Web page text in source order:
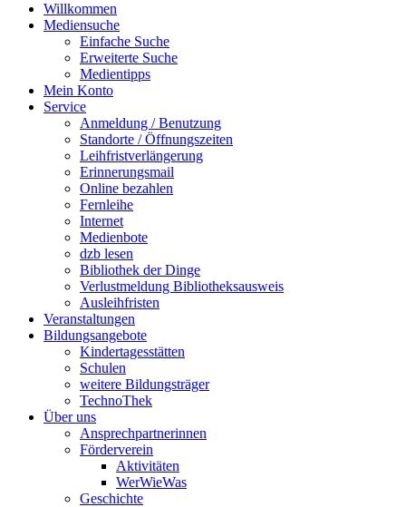
Willkommen
Mediensuche
Einfache Suche
Erweiterte Suche
Medientipps
Mein Konto
Service
Anmeldung / Benutzung
Standorte / Öffnungszeiten
Leihfristverlängerung
Erinnerungsmail
Online bezahlen
Fernleihe
Internet
Medienbote
dzb lesen
Bibliothek der Dinge
Verlustmeldung Bibliotheksausweis
Ausleihfristen
Veranstaltungen
Bildungsangebote
Kindertagesstätten
Schulen
weitere Bildungsträger
TechnoThek
Über uns
Ansprechpartnerinnen
Förderverein
Aktivitäten
WerWieWas
Geschichte